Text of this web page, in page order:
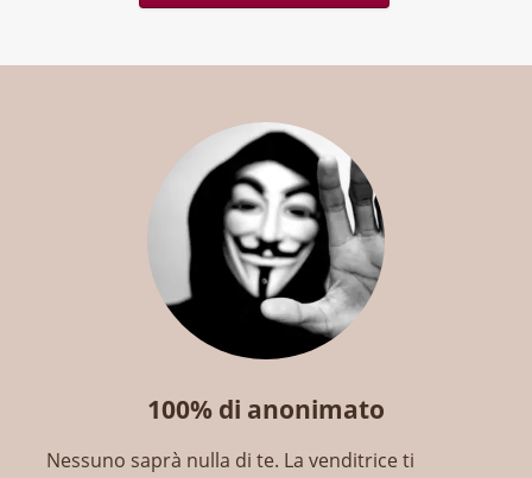
100% di anonimato
Nessuno saprà nulla di te. La venditrice ti